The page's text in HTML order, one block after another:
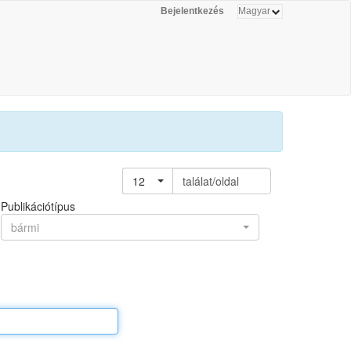
Bejelentkezés
12
találat/oldal
Publikációtípus
bármi